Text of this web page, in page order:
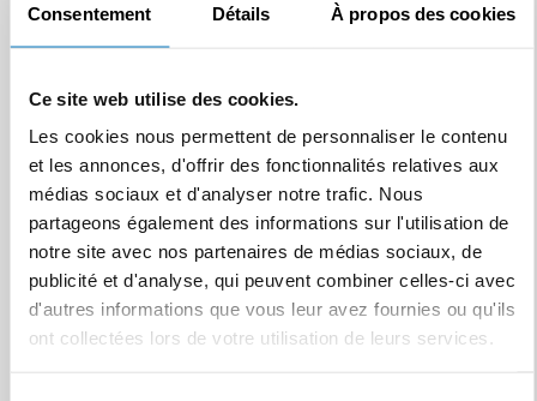
Consentement Détails À propos des cookies
Ce site web utilise des cookies.
Les cookies nous permettent de personnaliser le contenu
et les annonces, d'offrir des fonctionnalités relatives aux
médias sociaux et d'analyser notre trafic. Nous
partageons également des informations sur l'utilisation de
notre site avec nos partenaires de médias sociaux, de
publicité et d'analyse, qui peuvent combiner celles-ci avec
d'autres informations que vous leur avez fournies ou qu'ils
ont collectées lors de votre utilisation de leurs services.
plusieurs espaces aériens au
Proche-Orient qui…
L’IA dans le monde du
travail : aperçu juridique